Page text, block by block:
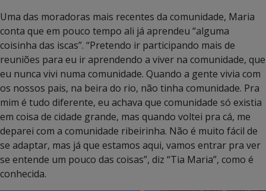
Uma das moradoras mais recentes da comunidade, Maria
conta que em pouco tempo ali já aprendeu “alguma
coisinha das iscas”. “Pretendo ir participando mais de
reuniões para eu ir aprendendo a viver na comunidade, que
eu nunca vivi numa comunidade. Quando a gente vivia com
os nossos pais, na beira do rio, não tinha comunidade. Pra
mim é tudo diferente, eu achava que comunidade só existia
em coisa de cidade grande, mas quando voltei pra cá, me
deparei com a comunidade ribeirinha. Não é muito fácil de
se adaptar, mas já que estamos aqui, vamos entrar pra ver
se entende um pouco das coisas”, diz “Tia Maria”, como é
conhecida.